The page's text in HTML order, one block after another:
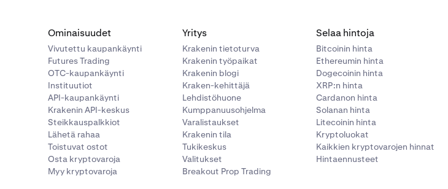
Ominaisuudet
Vivutettu kaupankäynti
Futures Trading
OTC-kaupankäynti
Instituutiot
API-kaupankäynti
Krakenin API-keskus
Steikkauspalkkiot
Lähetä rahaa
Toistuvat ostot
Osta kryptovaroja
Myy kryptovaroja
Yritys
Krakenin tietoturva
Krakenin työpaikat
Krakenin blogi
Kraken-kehittäjä
Lehdistöhuone
Kumppanuusohjelma
Varalistaukset
Krakenin tila
Tukikeskus
Valitukset
Breakout Prop Trading
Selaa hintoja
Bitcoinin hinta
Ethereumin hinta
Dogecoinin hinta
XRP:n hinta
Cardanon hinta
Solanan hinta
Litecoinin hinta
Kryptoluokat
Kaikkien kryptovarojen hinnat
Hintaennusteet